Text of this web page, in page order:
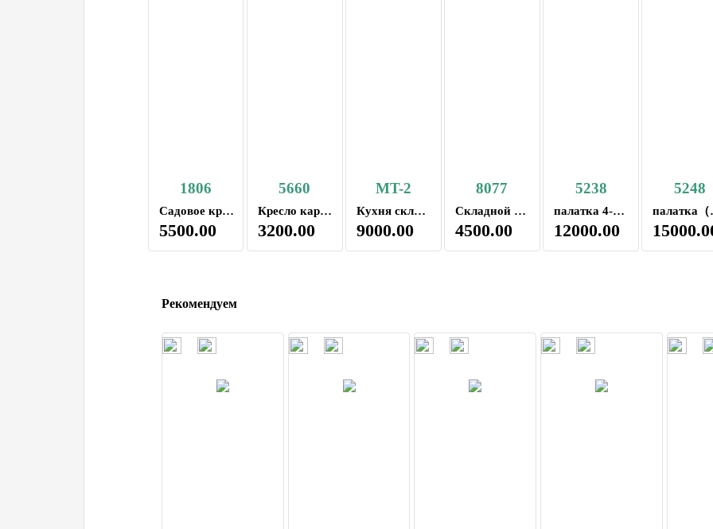
1806
Садовое кресло -шезлонг 1806
5500.00
5660
Кресло карповое, складное
3200.00
MT-2
Кухня складная, походная, кемпинговая Berger XL
9000.00
8077
Складной стул карповая
4500.00
5238
палатка 4-x мест（
12000.00
5248
палатка
Рекомендуем